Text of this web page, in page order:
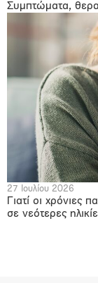
Συμπτώματα,
27 Ιουλίου 2026
Γιατί οι χρόνιες
σε νεότερες